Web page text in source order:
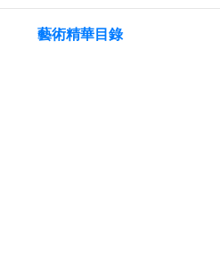
藝術精華目錄